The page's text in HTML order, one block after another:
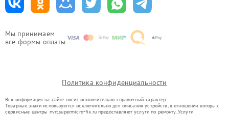
Мы принимаем
все формы оплаты
Политика конфиденциальности
Вся информация на сайте носит исключительно справочный характер.
Товарные знаки используются исключительно для описания устройств, в отношении которых
сервисные центры nvrt.supermicro-fix.ru предоставляют услуги по ремонту. Услуги